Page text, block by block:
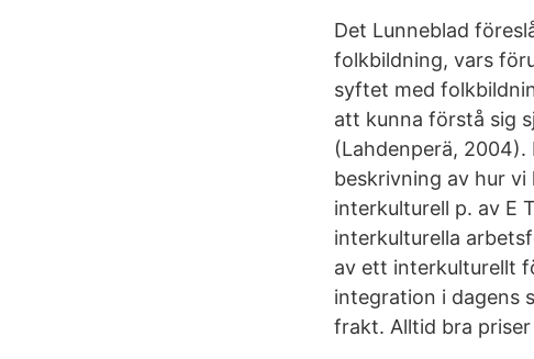
Det Lunneblad
folkbildning, vars
syftet med
att kunna förstå sig
(Lahdenperä,
beskrivning av hur vi
interkulturell p. av E
interkulturella
av ett interkulturellt
integration i dagens
frakt. Alltid bra